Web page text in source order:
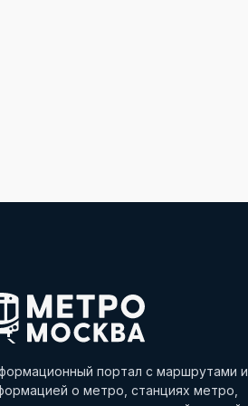
портал с маршрутами и
о метро, станциях метро,